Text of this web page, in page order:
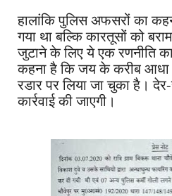
हालांकि पुलिस अफसरों का
गया था बल्कि कारतूसों को
जुटाने के लिए ये एक रणनीति
कहना है कि जय के करीब आधा
रडार पर लिया जा चुका है।
कार्रवाई की जाएगी।